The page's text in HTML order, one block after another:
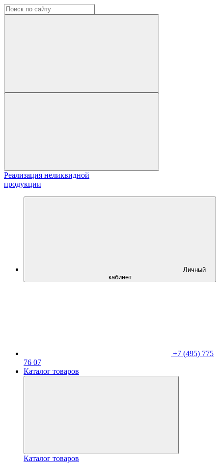
Реализация неликвидной
продукции
Личный
кабинет
+7 (495) 775
76 07
Каталог товаров
Каталог товаров